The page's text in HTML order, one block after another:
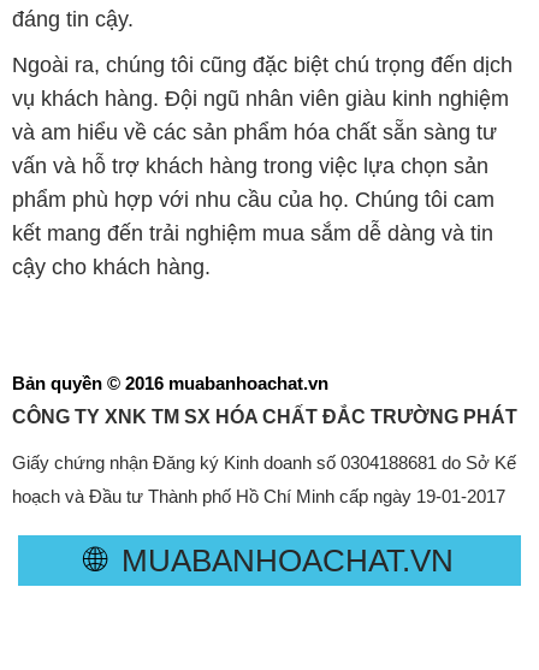
đáng tin cậy.
Ngoài ra, chúng tôi cũng đặc biệt chú trọng đến dịch
vụ khách hàng. Đội ngũ nhân viên giàu kinh nghiệm
và am hiểu về các sản phẩm hóa chất sẵn sàng tư
vấn và hỗ trợ khách hàng trong việc lựa chọn sản
phẩm phù hợp với nhu cầu của họ. Chúng tôi cam
kết mang đến trải nghiệm mua sắm dễ dàng và tin
cậy cho khách hàng.
Bản quyền © 2016 muabanhoachat.vn
CÔNG TY XNK TM SX HÓA CHẤT ĐẮC TRƯỜNG PHÁT
Giấy chứng nhận Đăng ký Kinh doanh số 0304188681 do Sở Kế
hoạch và Đầu tư Thành phố Hồ Chí Minh cấp ngày 19-01-2017
🌐 MUABANHOACHAT.VN